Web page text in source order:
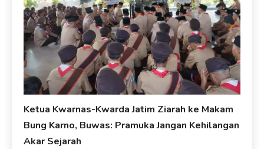
Ketua Kwarnas-Kwarda Jatim Ziarah ke Makam
Bung Karno, Buwas: Pramuka Jangan Kehilangan
Akar Sejarah